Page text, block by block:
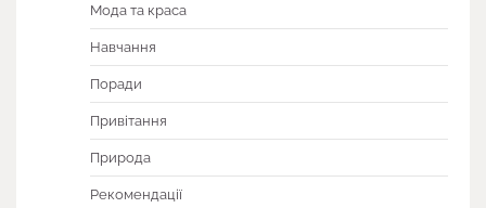
Мода та краса
Навчання
Поради
Привітання
Природа
Рекомендації